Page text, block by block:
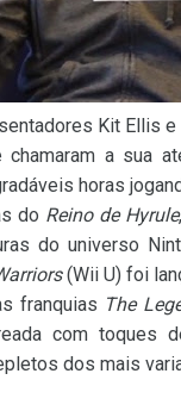
Kit Ellis
a sua
horas
do Reino de Hyrule
do universo
(Wii U) foi
franquias The
com toques
dos mais